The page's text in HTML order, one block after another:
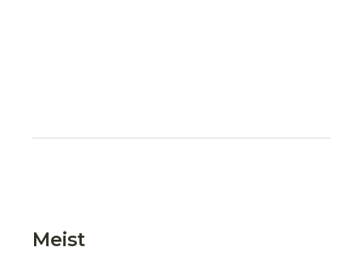
Meist